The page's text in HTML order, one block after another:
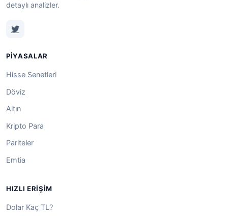
detaylı analizler.
PIYASALAR
Hisse Senetleri
Döviz
Altın
Kripto Para
Pariteler
Emtia
HIZLI ERIŞIM
Dolar Kaç TL?